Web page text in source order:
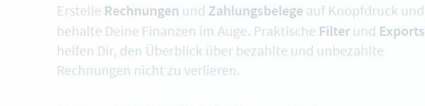
Erstelle Rechnungen und Zahlungsbelege auf Knopfdruck und
behalte Deine Finanzen im Auge. Praktische Filter und Exports
helfen Dir, den Überblick über bezahlte und unbezahlte
Rechnungen nicht zu verlieren.